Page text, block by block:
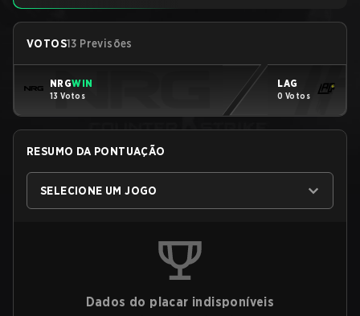
VOTOS13 Previsões
NRGWIN
13 Votos
LAG
0 Votos
RESUMO DA PONTUAÇÃO
SELECIONE UM JOGO
Dados do placar indisponíveis